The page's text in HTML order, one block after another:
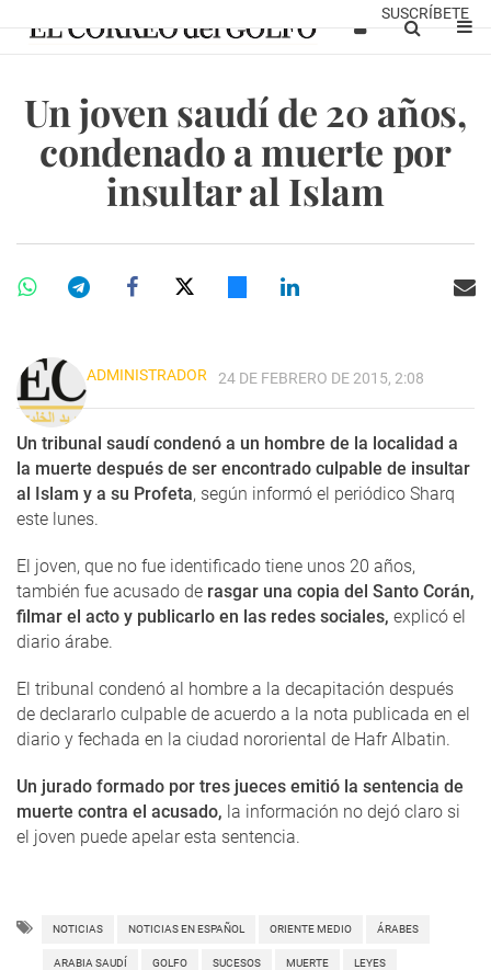
SUSCRÍBETE
Un joven saudí de 20 años,
condenado a muerte por
insultar al Islam
ADMINISTRADOR 24 DE FEBRERO DE 2015, 2:08
Un tribunal saudí condenó a un hombre de la localidad a
la muerte después de ser encontrado culpable de insultar
al Islam y a su Profeta, según informó el periódico Sharq
este lunes.
El joven, que no fue identificado tiene unos 20 años,
también fue acusado de rasgar una copia del Santo Corán,
filmar el acto y publicarlo en las redes sociales, explicó el
diario árabe.
El tribunal condenó al hombre a la decapitación después
de declararlo culpable de acuerdo a la nota publicada en el
diario y fechada en la ciudad nororiental de Hafr Albatin.
Un jurado formado por tres jueces emitió la sentencia de
muerte contra el acusado, la información no dejó claro si
el joven puede apelar esta sentencia.
NOTICIAS NOTICIAS EN ESPAÑOL ORIENTE MEDIO ÁRABES
ARABIA SAUDÍ GOLFO SUCESOS MUERTE LEYES